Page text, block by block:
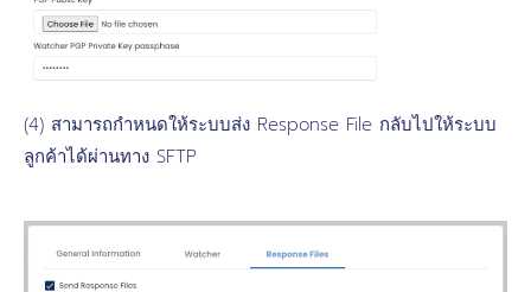
(4) สามารถกำหนดให้ระบบส่ง Response File กลับไปให้ระบบ
ลูกค้าได้ผ่านทาง SFTP